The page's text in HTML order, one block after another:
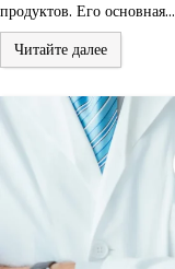
продуктов. Его основная…
Читайте далее